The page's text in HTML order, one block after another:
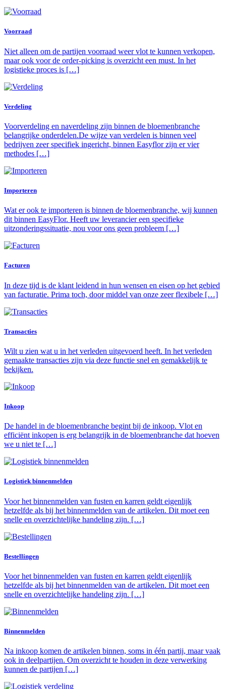
Voorraad
Niet alleen om de partijen voorraad weer vlot te kunnen verkopen,
maar ook voor de order-picking is overzicht een must. In het
logistieke proces is […]
Verdeling
Voorverdeling en naverdeling zijn binnen de bloemenbranche
belangrijke onderdelen.De wijze van verdelen is binnen veel
bedrijven zeer specifiek ingericht, binnen Easyflor zijn er vier
methodes […]
Importeren
Wat er ook te importeren is binnen de bloemenbranche, wij kunnen
dit binnen EasyFlor. Heeft uw leverancier een specifieke
uitzonderingssituatie, nou voor ons geen probleem […]
Facturen
In deze tijd is de klant leidend in hun wensen en eisen op het gebied
van facturatie. Prima toch, door middel van onze zeer flexibele […]
Transacties
Wilt u zien wat u in het verleden uitgevoerd heeft. In het verleden
gemaakte transacties zijn via deze functie snel en gemakkelijk te
bekijken.
Inkoop
De handel in de bloemenbranche begint bij de inkoop. Vlot en
efficiënt inkopen is erg belangrijk in de bloemenbranche dat hoeven
we u niet te […]
Logistiek binnenmelden
Voor het binnenmelden van fusten en karren geldt eigenlijk
hetzelfde als bij het binnenmelden van de artikelen. Dit moet een
snelle en overzichtelijke handeling zijn. […]
Bestellingen
Voor het binnenmelden van fusten en karren geldt eigenlijk
hetzelfde als bij het binnenmelden van de artikelen. Dit moet een
snelle en overzichtelijke handeling zijn. […]
Binnenmelden
Na inkoop komen de artikelen binnen, soms in één partij, maar vaak
ook in deelpartijen. Om overzicht te houden in deze verwerking
kunnen de partijen […]